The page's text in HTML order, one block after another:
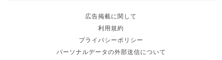
広告掲載に関して
利用規約
プライバシーポリシー
パーソナルデータの外部送信について